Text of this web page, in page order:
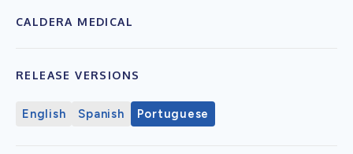
CALDERA MEDICAL
RELEASE VERSIONS
English Spanish Portuguese